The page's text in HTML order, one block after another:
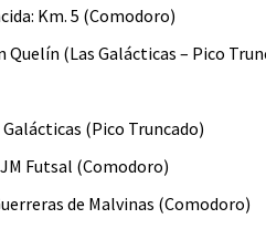
Km. 5 (Comodoro)
Quelín (Las Galácticas – Pico
(Pico Truncado)
Futsal (Comodoro)
de Malvinas (Comodoro)